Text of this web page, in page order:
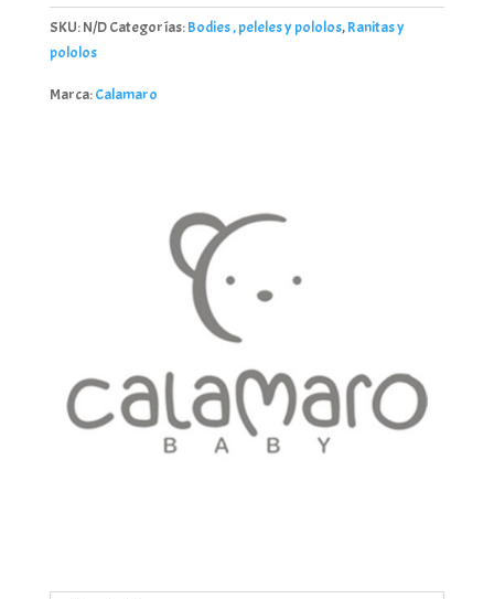
meses-
Calamaro
SKU:N/DCategorías:Bodies , peleles y pololos,Ranitas y
pololos
Marca:Calamaro